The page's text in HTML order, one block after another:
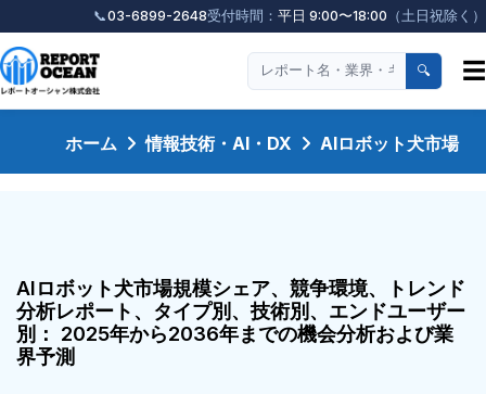
📞03-6899-2648受付時間： 平日 9:00〜18:00 （土日祝除く）
🔍 ☰
ホーム 情報技術・AI・DX AIロボット犬市場
AIロボット犬市場規模シェア、競争環境、トレンド
分析レポート、タイプ別、技術別、エンドユーザー
別： 2025年から2036年までの機会分析および業
界予測